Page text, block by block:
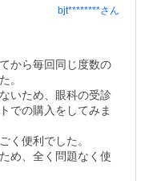
bjt********さん
から毎回同じ度数の
。
いため、眼科の受診
での購入をしてみま
く便利でした。
め、全く問題なく使